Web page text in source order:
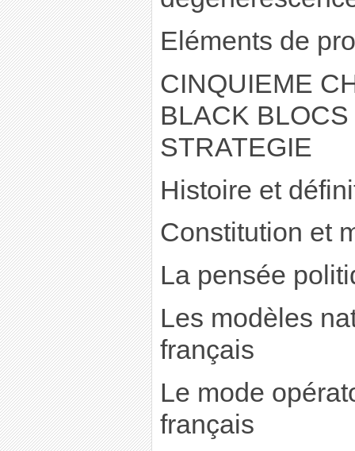
Eléments de
CINQUIEME
BLACK
STRATEGIE
Histoire et
Constitution et
La pensée
Les modèles
français
Le mode
français